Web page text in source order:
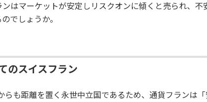
はマーケットが安定しリスクオンに傾くと売られ、不
でしょうか｡
のスイスフラン
らも距離を置く永世中立国であるため、通貨フランは